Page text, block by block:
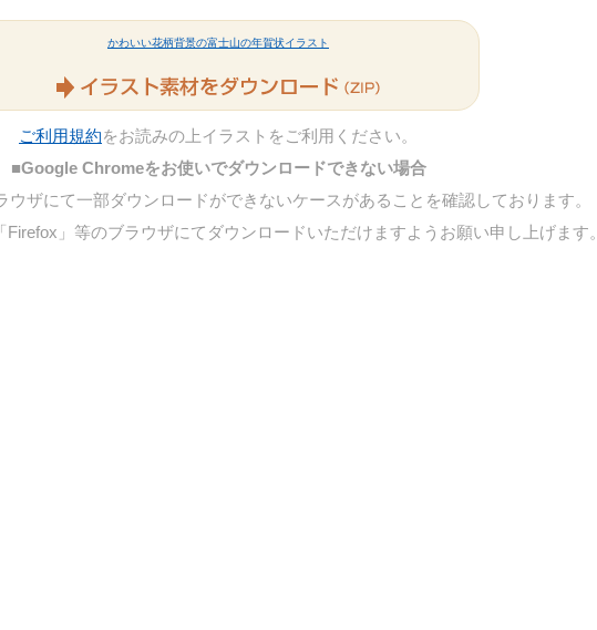
かわいい花柄背景の富士山の年賀状イラスト
ご利用規約をお読みの上イラストをご利用ください。
■Google Chromeをお使いでダウンロードできない場合
ウザにて一部ダウンロードができないケースがあることを確認しております。
Firefox」等のブラウザにてダウンロードいただけますようお願い申し上げます。